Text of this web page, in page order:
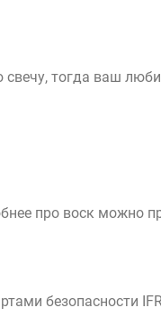
тогда ваш
про воск можно
безопасности